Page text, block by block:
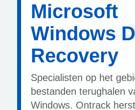
Microsoft
Windows
Recovery
Specialisten op het
bestanden terughalen
Windows. Ontrack